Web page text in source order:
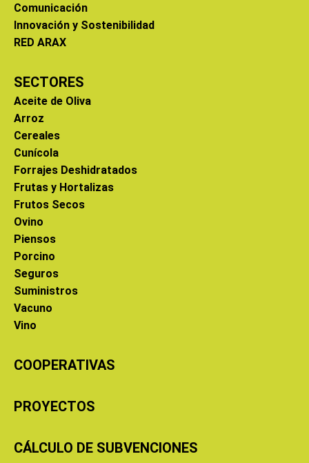
Comunicación
Innovación y Sostenibilidad
RED ARAX
SECTORES
Aceite de Oliva
Arroz
Cereales
Cunícola
Forrajes Deshidratados
Frutas y Hortalizas
Frutos Secos
Ovino
Piensos
Porcino
Seguros
Suministros
Vacuno
Vino
COOPERATIVAS
PROYECTOS
CÁLCULO DE SUBVENCIONES